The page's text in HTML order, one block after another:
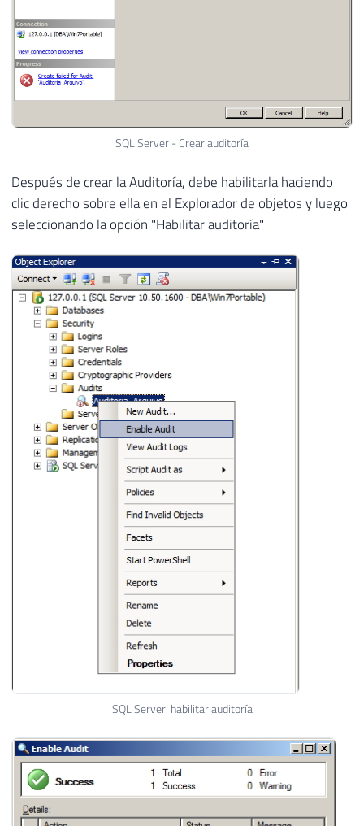
SQL Server - Crear auditoría
Después de crear la Auditoría, debe habilitarla haciendo
clic derecho sobre ella en el Explorador de objetos y luego
seleccionando la opción "Habilitar auditoría"
SQL Server: habilitar auditoría